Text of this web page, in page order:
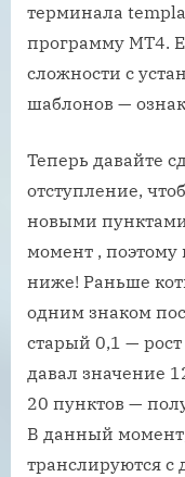
терминала
программу МТ4.
сложности с
шаблонов —
Теперь давайте
отступление,
новыми
момент , поэтому
ниже! Раньше
одним знаком
старый 0,1 —
давал значение
20 пунктов —
В данный
транслируются с